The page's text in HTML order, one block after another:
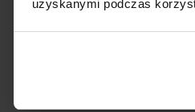
uzyskanymi podczas